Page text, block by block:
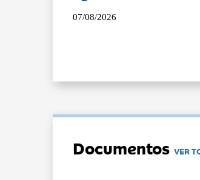
07/08/2026
DocumentosVER